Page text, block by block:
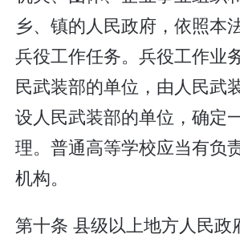
乡、镇的人民政府，依照本
兵役工作任务。兵役工作业
民武装部的单位，由人民武
设人民武装部的单位，确定
理。普通高等学校应当有负
机构。
第十条 县级以上地方人民政